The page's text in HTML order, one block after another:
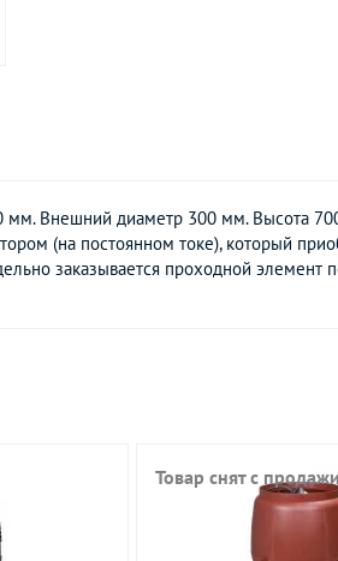
мм. Внешний диаметр 300 мм. Высота
(на постоянном токе), который
заказывается проходной элемент
Товар снят с продажи